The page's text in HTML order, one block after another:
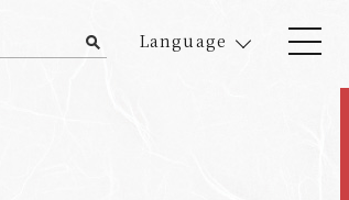
Language